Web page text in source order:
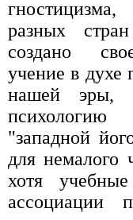
разных
создано
учение в духе
нашей эры,
"западной
для немалого
хотя
ассоциации